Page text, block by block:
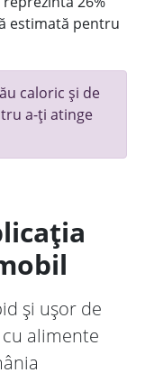
estimată pentru
caloric și de
a-ți atinge
și ușor de
alimente